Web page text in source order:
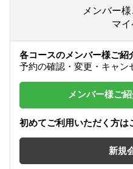
メンバー
マ
各コースのメンバー様ご紹
予約の確認・変更・キャン
メンバー様ご
初めてご利用いただく方は
新規